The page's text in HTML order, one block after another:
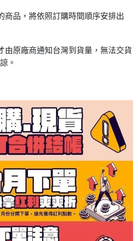
商品，將依照訂購時間順序安排出
由原廠商通知台灣到貨量，無法交貨
。